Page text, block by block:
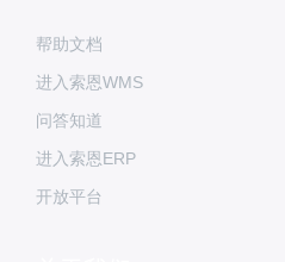
帮助文档
进入索恩WMS
问答知道
进入索恩ERP
开放平台